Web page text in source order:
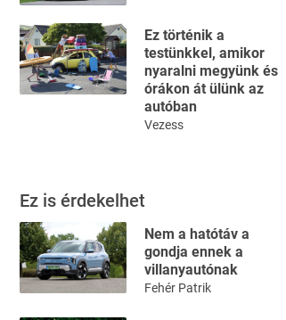
Ez történik a
testünkkel, amikor
nyaralni megyünk és
órákon át ülünk az
autóban
Vezess
Ez is érdekelhet
Nem a hatótáv a
gondja ennek a
villanyautónak
Fehér Patrik